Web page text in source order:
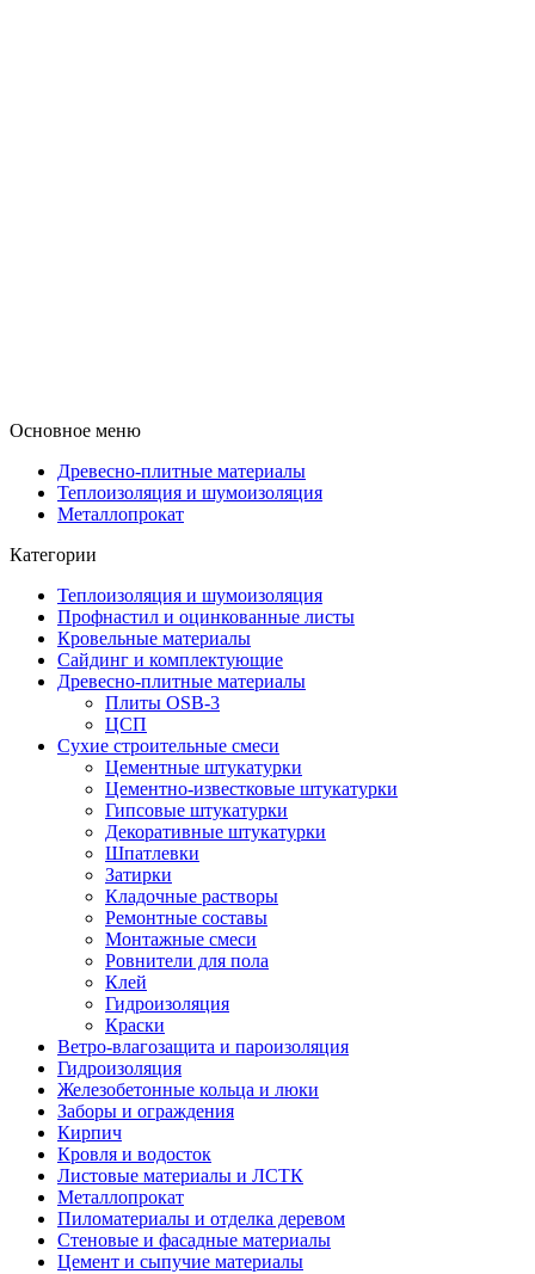
Основное меню
Древесно-плитные материалы
Теплоизоляция и шумоизоляция
Металлопрокат
Категории
Теплоизоляция и шумоизоляция
Профнастил и оцинкованные листы
Кровельные материалы
Сайдинг и комплектующие
Древесно-плитные материалы
Плиты OSB-3
ЦСП
Сухие строительные смеси
Цементные штукатурки
Цементно-известковые штукатурки
Гипсовые штукатурки
Декоративные штукатурки
Шпатлевки
Затирки
Кладочные растворы
Ремонтные составы
Монтажные смеси
Ровнители для пола
Клей
Гидроизоляция
Краски
Ветро-влагозащита и пароизоляция
Гидроизоляция
Железобетонные кольца и люки
Заборы и ограждения
Кирпич
Кровля и водосток
Листовые материалы и ЛСТК
Металлопрокат
Пиломатериалы и отделка деревом
Стеновые и фасадные материалы
Цемент и сыпучие материалы